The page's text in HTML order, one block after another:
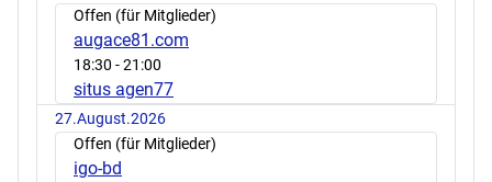
Offen (für Mitglieder)
augace81.com
18:30 - 21:00
situs agen77
27.August.2026
Offen (für Mitglieder)
igo-bd